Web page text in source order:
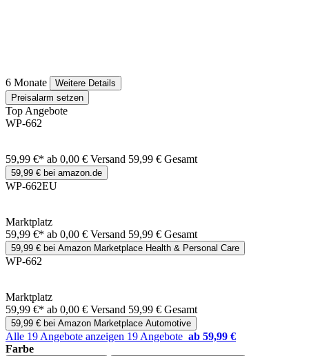
6 Monate
Weitere Details
Preisalarm setzen
Top Angebote
WP-662
59,99 €* ab 0,00 € Versand 59,99 € Gesamt
59,99 € bei amazon.de
WP-662EU
Marktplatz
59,99 €* ab 0,00 € Versand 59,99 € Gesamt
59,99 € bei Amazon Marketplace Health & Personal Care
WP-662
Marktplatz
59,99 €* ab 0,00 € Versand 59,99 € Gesamt
59,99 € bei Amazon Marketplace Automotive
Alle 19 Angebote anzeigen 19 Angebote ab 59,99 €
Farbe